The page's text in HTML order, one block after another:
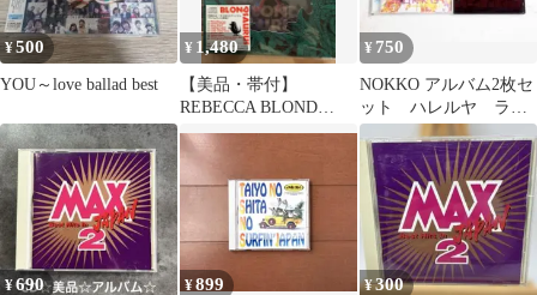
¥500
YOU～love ballad best
¥ 1,480
【美品・帯付】
REBECCA BLOND
SAURUS CD 32DH-
5235
¥ 750
NOKKO アルバム2枚セ
ット ハレルヤ ライ
ミング・カフェ 廃盤
¥690 ¥899 ¥300